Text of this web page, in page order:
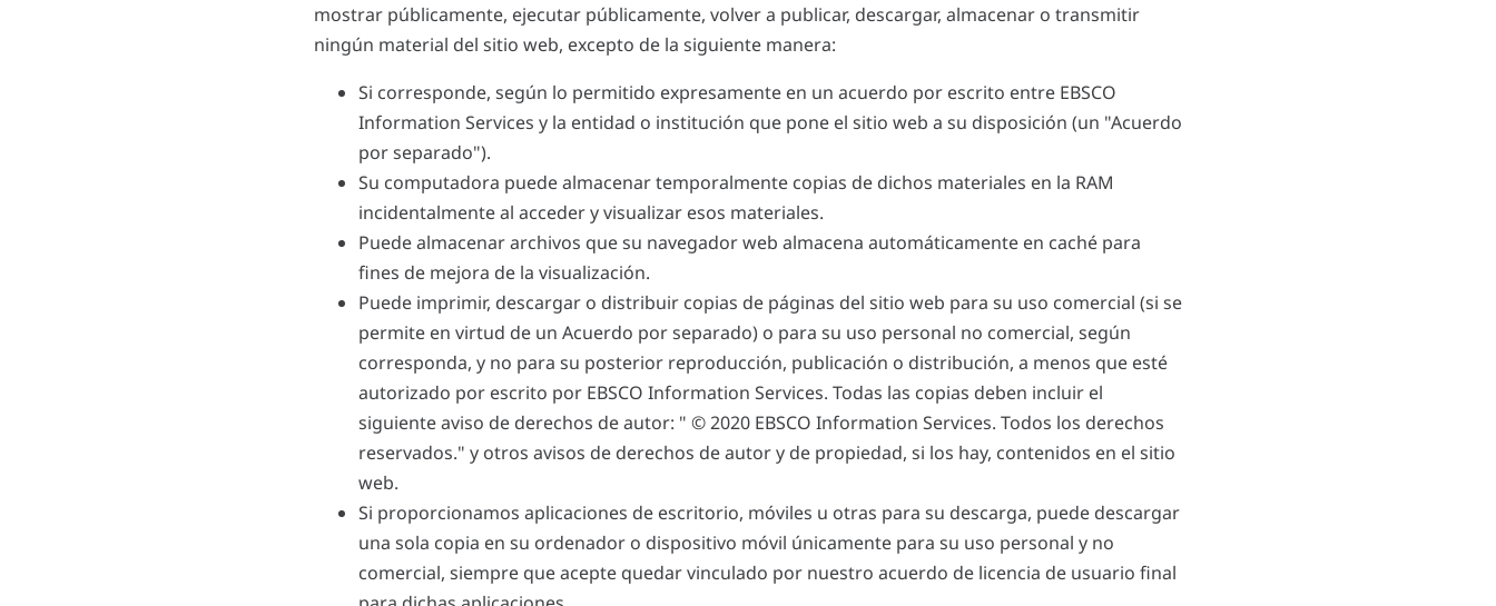
mostrar públicamente, ejecutar públicamente, volver a publicar, descargar, almacenar o transmitir
ningún material del sitio web, excepto de la siguiente manera:
Si corresponde, según lo permitido expresamente en un acuerdo por escrito entre EBSCO
Information Services y la entidad o institución que pone el sitio web a su disposición (un "Acuerdo
por separado").
Su computadora puede almacenar temporalmente copias de dichos materiales en la RAM
incidentalmente al acceder y visualizar esos materiales.
Puede almacenar archivos que su navegador web almacena automáticamente en caché para
fines de mejora de la visualización.
Puede imprimir, descargar o distribuir copias de páginas del sitio web para su uso comercial (si se
permite en virtud de un Acuerdo por separado) o para su uso personal no comercial, según
corresponda, y no para su posterior reproducción, publicación o distribución, a menos que esté
autorizado por escrito por EBSCO Information Services. Todas las copias deben incluir el
siguiente aviso de derechos de autor: " © 2020 EBSCO Information Services. Todos los derechos
reservados." y otros avisos de derechos de autor y de propiedad, si los hay, contenidos en el sitio
web.
Si proporcionamos aplicaciones de escritorio, móviles u otras para su descarga, puede descargar
una sola copia en su ordenador o dispositivo móvil únicamente para su uso personal y no
comercial, siempre que acepte quedar vinculado por nuestro acuerdo de licencia de usuario final